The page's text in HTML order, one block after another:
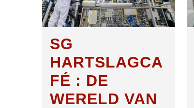
SG
HARTSLAGCA
FÉ : DE
WERELD VAN